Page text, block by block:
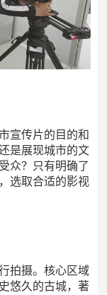
宣传片的目的和
是展现城市的文
众？只有明确了
选取合适的影视
拍摄。核心区域
悠久的古城，著